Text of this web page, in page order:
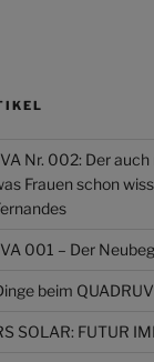
Nr. 002: Der auch
Frauen schon
001 – Der
beim
SOLAR: FUTUR